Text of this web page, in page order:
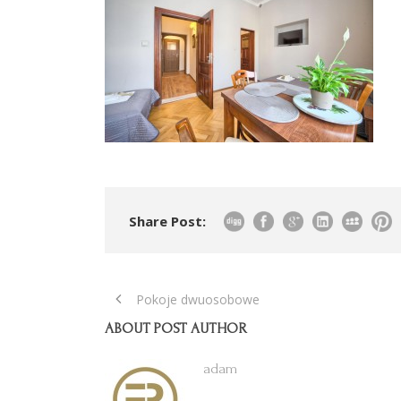
Share Post:
Pokoje dwuosobowe
ABOUT POST AUTHOR
adam